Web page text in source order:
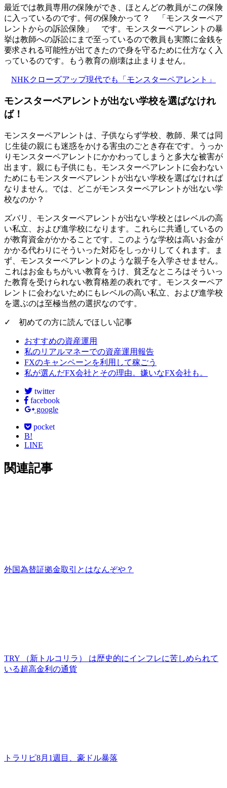
最近では教員専用の保険ができ、ほとんどの教員がこの保険
に入っているのです。何の保険かって？ 「モンスターペア
レントからの訴訟保険」 です。モンスターペアレントの暴
挙は教師への訴訟にまで至っているので教員も実際に金銭を
要求される可能性が出てきたので身を守るために仕方なく入
っているのです。もう教育の崩壊は止まりません。
NHKクローズアップ現代でも「モンスターペアレント」
モンスターペアレントが出ない学校を選ばなけれ
ば！
モンスターペアレントは、子供ならず学校、教師、果ては同
じ生徒の親にも迷惑をかける害虫のごとき存在です。うっか
りモンスターペアレントにかかわってしまうと多大な被害が
出ます。親にも子供にも。モンスターペアレントに会わない
ためにもモンスターペアレントが出ない学校を選ばなければ
なりません。では、どこがモンスターペアレントが出ない学
校なのか？
ズバリ、モンスターペアレントが出ない学校とはレベルの高
い私立、および進学校になります。これらに共通しているの
が教育資金がかかることです。このような学校は高いお金が
かかる代わりにそういった対応をしっかりしてくれます。ま
ず、モンスターペアレントのような親子を入学させません。
これはお金もちがいい教育をうけ、貧乏なところはそういっ
た教育を受けられない教育格差の表れです。モンスターペア
レントに会わないためにもレベルの高い私立、および進学校
を選ぶのは至極当然の選択なのです。
✓ 初めての方に読んでほしい記事
おすすめの資産運用
私のリアルマネーでの資産運用報告
FXのキャンペーンを利用して稼ごう
私が選んだFX会社とその理由。嫌いなFX会社も。
twitter
facebook
google
pocket
B!
LINE
関連記事
外国為替証拠金取引とはなんぞや？
TRY （新トルコリラ） は歴史的にインフレに苦しめられて
いる超高金利の通貨
トラリピ8月1週目、豪ドル暴落